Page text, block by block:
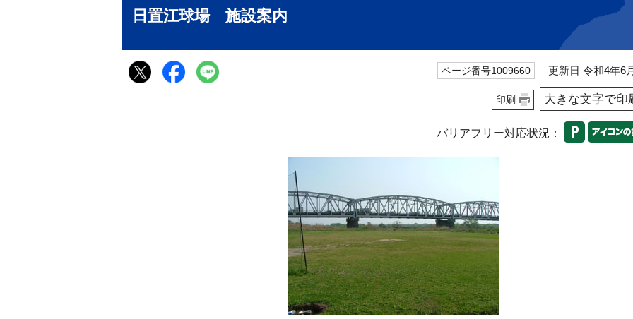
日置江球場 施設案内
ページ番号1009660 更新日 令和4年6
印刷 大きな文字で印
バリアフリー対応状況：